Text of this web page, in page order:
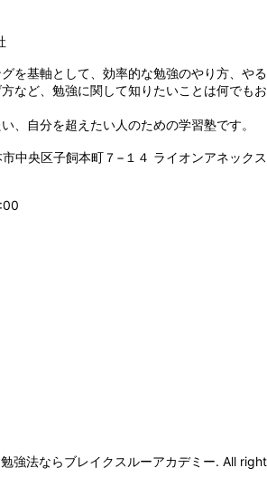
を基軸として、効率的な勉強のやり方、やる
など、勉強に関して知りたいことは何でもお
、自分を超えたい人のための学習塾です。
中央区子飼本町７−１４ ライオンアネックス
強法ならブレイクスルーアカデミー. All right